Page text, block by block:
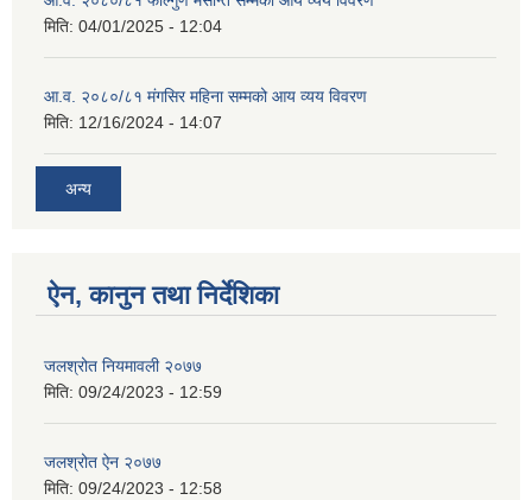
मिति: 04/01/2025 - 12:04
आ.व. २०८०/८१ मंगसिर महिना सम्मको आय व्यय विवरण
मिति: 12/16/2024 - 14:07
अन्य
ऐन, कानुन तथा निर्देशिका
जलश्रोत नियमावली २०७७
मिति: 09/24/2023 - 12:59
जलश्रोत ऐन २०७७
मिति: 09/24/2023 - 12:58